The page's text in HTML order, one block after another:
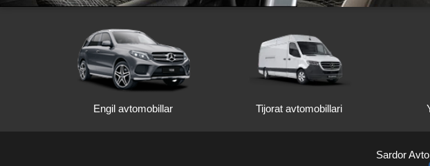
Engil avtomobillar Tijorat avtomobillari
Sardor